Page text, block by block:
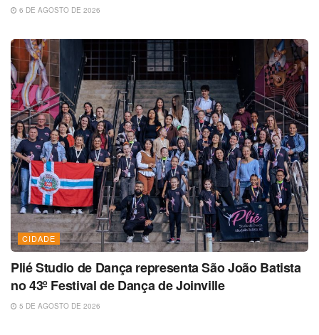
6 DE AGOSTO DE 2026
CIDADE
Plié Studio de Dança representa São João Batista
no 43º Festival de Dança de Joinville
5 DE AGOSTO DE 2026